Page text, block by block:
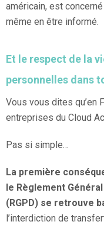
américain, est
même en être informé.
Et le respect de la
personnelles dans
Vous vous dites qu’en
entreprises du Cloud
Pas si simple…
La première
le Règlement
(RGPD) se retrouve
l’interdiction de